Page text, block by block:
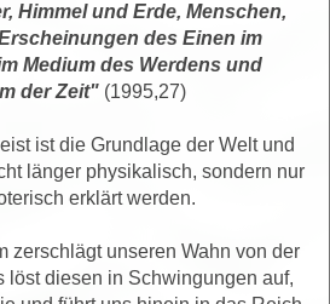
Himmel und Erde, Menschen,
des Einen im
Medium des Werdens und
der Zeit" (1995,27)
ist die Grundlage der Welt und
länger physikalisch, sondern nur
erklärt werden.
zerschlägt unseren Wahn von der
löst diesen in Schwingungen auf,